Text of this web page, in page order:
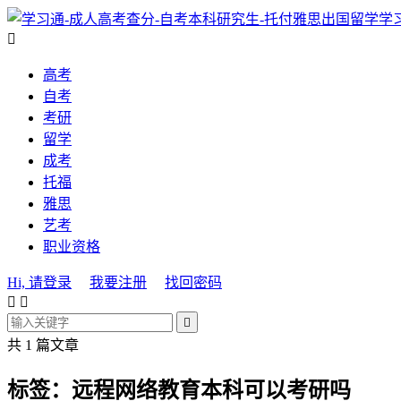
学

高考
自考
考研
留学
成考
托福
雅思
艺考
职业资格
Hi, 请登录 我要注册
找回密码
 

共 1 篇文章
标签：远程网络教育本科可以考研吗